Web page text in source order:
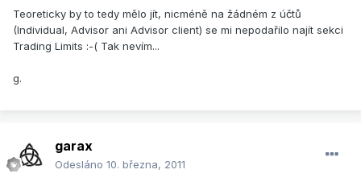
Teoreticky by to tedy mělo jít, nicméně na žádném z účtů
(Individual, Advisor ani Advisor client) se mi nepodařilo najít sekci
Trading Limits :-( Tak nevím...
g.
garax
Odesláno 10. března, 2011